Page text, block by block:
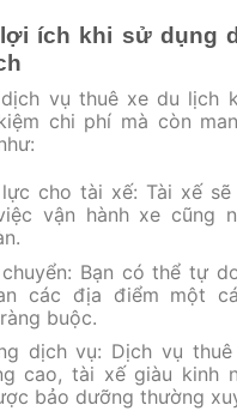
ích khi sử dụng
vụ thuê xe du lịch
chi phí mà còn
cho tài xế: Tài xế
vận hành xe cũng
Bạn có thể tự
các địa điểm một
buộc.
dịch vụ: Dịch vụ
cao, tài xế giàu kinh
bảo dưỡng thường